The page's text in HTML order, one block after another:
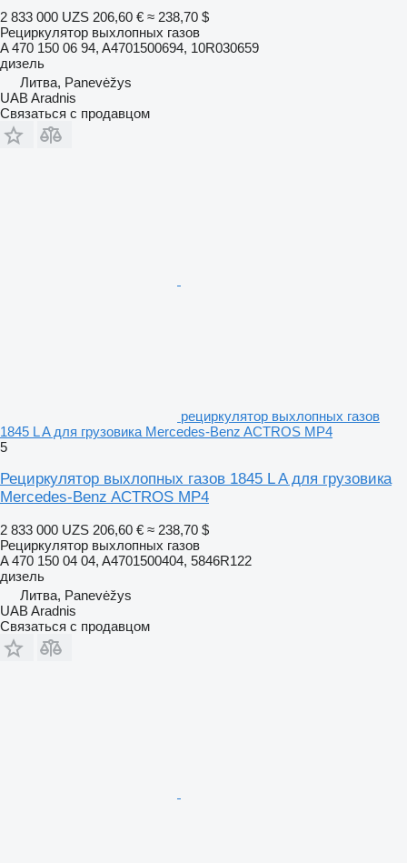
2 833 000 UZS 206,60 € ≈ 238,70 $
Рециркулятор выхлопных газов
A 470 150 06 94, A4701500694, 10R030659
дизель
Литва, Panevėžys
UAB Aradnis
Связаться с продавцом
рециркулятор выхлопных газов
1845 L A для грузовика Mercedes-Benz ACTROS MP4
5
Рециркулятор выхлопных газов 1845 L A для грузовика
Mercedes-Benz ACTROS MP4
2 833 000 UZS 206,60 € ≈ 238,70 $
Рециркулятор выхлопных газов
A 470 150 04 04, A4701500404, 5846R122
дизель
Литва, Panevėžys
UAB Aradnis
Связаться с продавцом